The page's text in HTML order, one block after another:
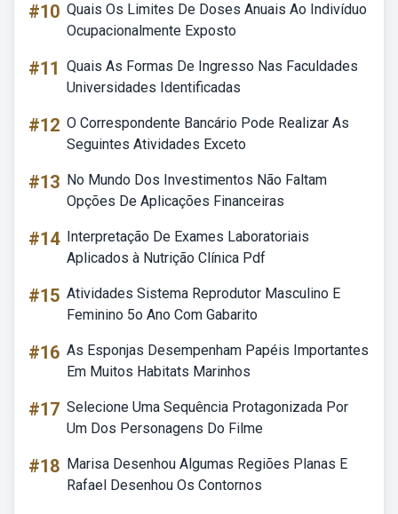
#10 Quais Os Limites De Doses Anuais Ao Indivíduo
Ocupacionalmente Exposto
#11 Quais As Formas De Ingresso Nas Faculdades
Universidades Identificadas
#12 O Correspondente Bancário Pode Realizar As
Seguintes Atividades Exceto
#13 No Mundo Dos Investimentos Não Faltam
Opções De Aplicações Financeiras
#14 Interpretação De Exames Laboratoriais
Aplicados à Nutrição Clínica Pdf
#15 Atividades Sistema Reprodutor Masculino E
Feminino 5o Ano Com Gabarito
#16 As Esponjas Desempenham Papéis Importantes
Em Muitos Habitats Marinhos
#17 Selecione Uma Sequência Protagonizada Por
Um Dos Personagens Do Filme
#18 Marisa Desenhou Algumas Regiões Planas E
Rafael Desenhou Os Contornos